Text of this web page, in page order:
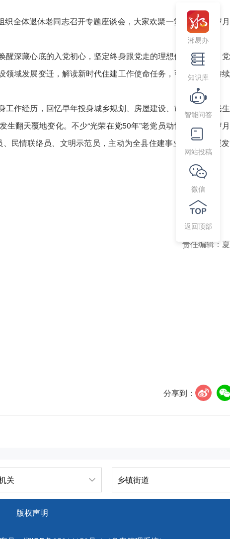
全体退休老同志召开专题座谈会，大家欢聚一堂，忆峥嵘岁
深藏心底的入党初心，坚定终身跟党走的理想信念。会上，
域发展变迁，解读新时代住建工作使命任务，引导老党员持
作经历，回忆早年投身城乡规划、房屋建设、市政改造、民
翻天覆地变化。不少“光荣在党50年”老党员动情讲述青春岁
民情联络员、文明示范员，主动为全县住建事业高质量发展
责任编辑：
分享到：
湘易办
知识库
智能问答
网站投稿
微信
返回顶部
关 乡镇街道
版权声明